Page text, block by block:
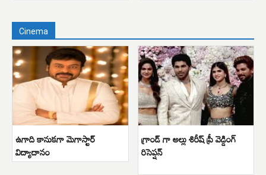
Cinema
ఉగాది కానుకగా మెగాస్టార్
విద్యాదానం
గ్రాండ్ గా అల్లు శిరీష్ ప్రీ వెడ్డింగ్
రిసెప్షన్